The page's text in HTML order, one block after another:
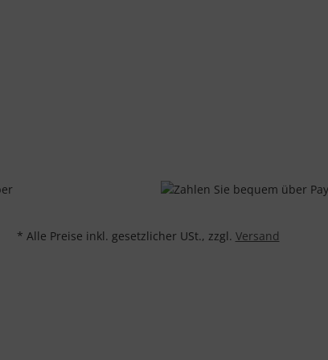
* Alle Preise inkl. gesetzlicher USt., zzgl. Versand